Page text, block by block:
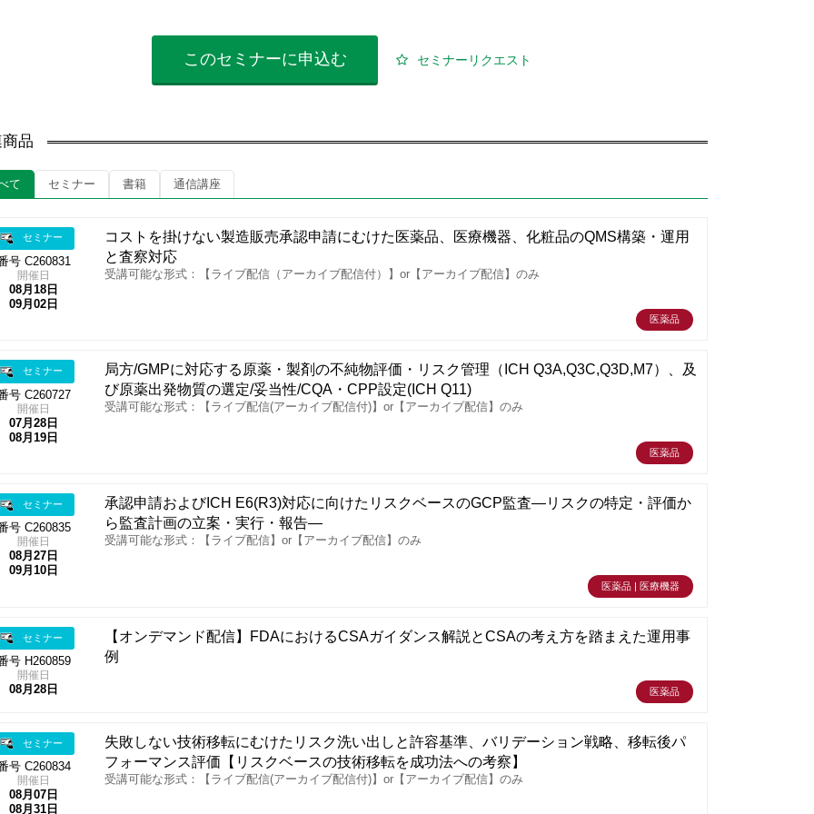
このセミナーに申込む セミナーリクエスト
品
て セミナー 書籍 通信講座
セミナー
号 C260831
開催日
08月18日
09月02日
コストを掛けない製造販売承認申請にむけた医薬品、医療機器、化粧品のQMS構築・運用
と査察対応
受講可能な形式：【ライブ配信（アーカイブ配信付）】or【アーカイブ配信】のみ
医薬品
セミナー
号 C260727
開催日
07月28日
08月19日
局方/GMPに対応する原薬・製剤の不純物評価・リスク管理（ICH Q3A,Q3C,Q3D,M7）、及
び原薬出発物質の選定/妥当性/CQA・CPP設定(ICH Q11)
受講可能な形式：【ライブ配信(アーカイブ配信付)】or【アーカイブ配信】のみ
医薬品
セミナー
号 C260835
開催日
08月27日
09月10日
承認申請およびICH E6(R3)対応に向けたリスクベースのGCP監査―リスクの特定・評価か
ら監査計画の立案・実行・報告―
受講可能な形式：【ライブ配信】or【アーカイブ配信】のみ
医薬品 | 医療機器
セミナー
号 H260859
開催日
08月28日
【オンデマンド配信】FDAにおけるCSAガイダンス解説とCSAの考え方を踏まえた運用事
例
医薬品
セミナー
号 C260834
開催日
08月07日
08月31日
失敗しない技術移転にむけたリスク洗い出しと許容基準、バリデーション戦略、移転後パ
フォーマンス評価【リスクベースの技術移転を成功法への考察】
受講可能な形式：【ライブ配信(アーカイブ配信付)】or【アーカイブ配信】のみ